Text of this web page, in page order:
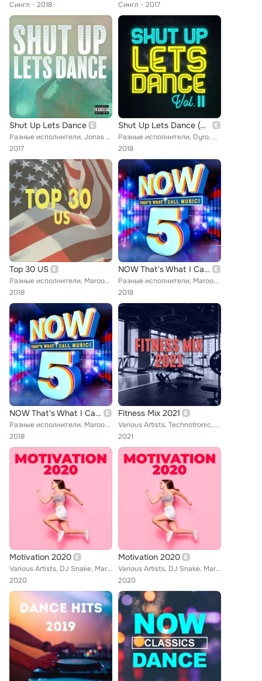
Сингл 2018 Сингл 2017
Shut Up Lets Dance
Разные исполнители, Jonas Blue, DJ Snake, Martin Solveig, Capital Cities, Gryffin, Seeb, FÄIS, NEIKED, Youngr, Rihanna, Clare Ma...
2017
Shut Up Lets Dance (Vol. II)
Разные исполнители, Dyro, Avicii, Don Diablo, Tiësto, MUTO, Skrillex, bülow, Sam Smith, Tom Martin, Axwell /\ Ingrosso, Selena G...
2018
Top 30 US
Разные исполнители, Maroon 5, Hailee Steinfeld, Calum Scott, Liam Payne, Rich The Kid, Kendrick Lamar, Niall Horan, Jax Jones, N...
2018
NOW That's What I Call Music (Vol. 5)
Разные исполнители, Maroon 5, DJ Snake, Tove Lo, Katy Perry, Mr.Da-Nos, Gon Haziri, Imagine Dragons, Liam Payne, Flying Decibels...
2018
NOW That's What I Call Music (Vol. 5)
Разные исполнители, Maroon 5, DJ Snake, Tove Lo, Katy Perry, Mr.Da-Nos, Gon Haziri, Imagine Dragons, Liam Payne, Flying Decibels...
2018
Fitness Mix 2021
Various Artists, Technotronic, Zoe Wees, The Black Eyed Peas, DJ Snake, Tove Lo, The Pussycat Dolls, Surf Mesa, Becky Hill, will...
2021
Motivation 2020
Various Artists, DJ Snake, Martin Solveig, Kungs, Saint Lanvain, Myd, BÉESAU, Major Lazer, Aslove, The Avener, Fakear, Polo & Pa...
2020
Motivation 2020
Various Artists, DJ Snake, Martin Solveig, Kungs, Saint Lanvain, Myd, BÉESAU, Major Lazer, Aslove, The Avener, Fakear, Polo & Pa...
2020